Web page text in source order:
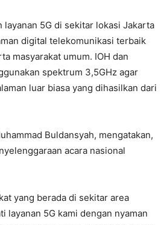
5G di sekitar lokasi Jakarta
digital telekomunikasi terbaik
masyarakat umum. IOH dan
spektrum 3,5GHz agar
luar biasa yang dihasilkan dari
Buldansyah, mengatakan,
acara nasional
yang berada di sekitar area
layanan 5G kami dengan nyaman